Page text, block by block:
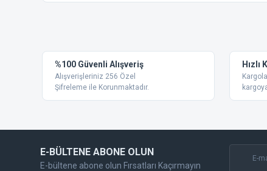
Ürün resmi kalitesiz, bozuk veya görüntülenemiyor.
Ürün açıklamasında eksik bilgiler bulunuyor.
Ürün bilgilerinde hatalar bulunuyor.
Ürün fiyatı diğer sitelerden daha pahalı.
%100 Güvenli Alışveriş
Alışverişleriniz 256 Özel
Şifreleme ile Korunmaktadır.
Hızlı
E-BÜLTENE ABONE OLUN
E-bültene abone olun Fırsatları Kaçırmayın